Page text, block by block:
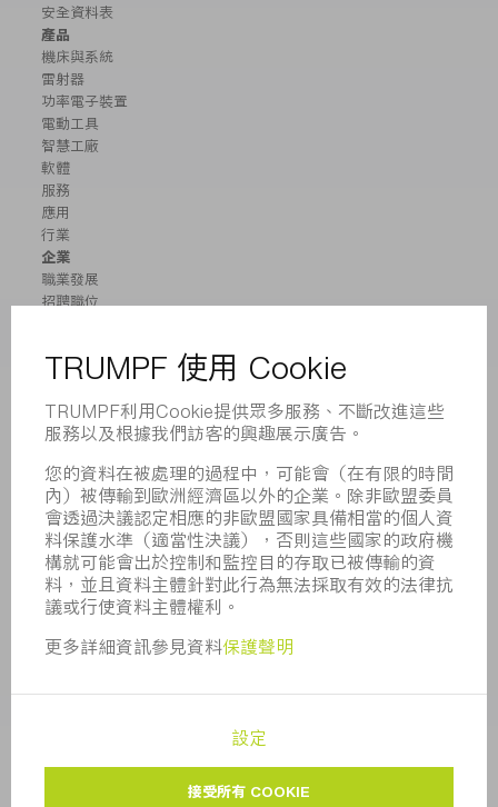
安全資料表
產品
機床與系統
雷射器
功率電子裝置
電動工具
智慧工廠
軟體
服務
應用
行業
企業
職業發展
招聘職位
業務報告
合規
舉報系統
新聞稿
雜誌
可持續性
環境和氣候
社會和公共事務
企業管理
隱私設定